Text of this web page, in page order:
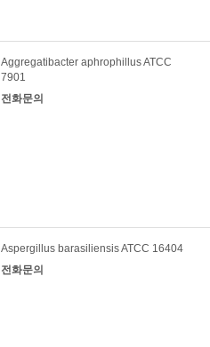
Aggregatibacter aphrophillus ATCC
7901
전화문의
Aspergillus barasiliensis ATCC 16404
전화문의